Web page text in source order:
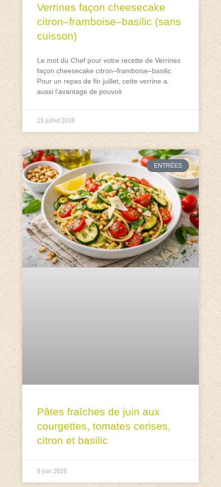
Verrines façon cheesecake
citron–framboise–basilic (sans
cuisson)
Le mot du Chef pour votre recette de Verrines
façon cheesecake citron–framboise–basilic
Pour un repas de fin juillet, cette verrine a
aussi l’avantage de pouvoir
15 juillet 2026
ENTRÉES
Pâtes fraîches de juin aux
courgettes, tomates cerises,
citron et basilic
8 juin 2026